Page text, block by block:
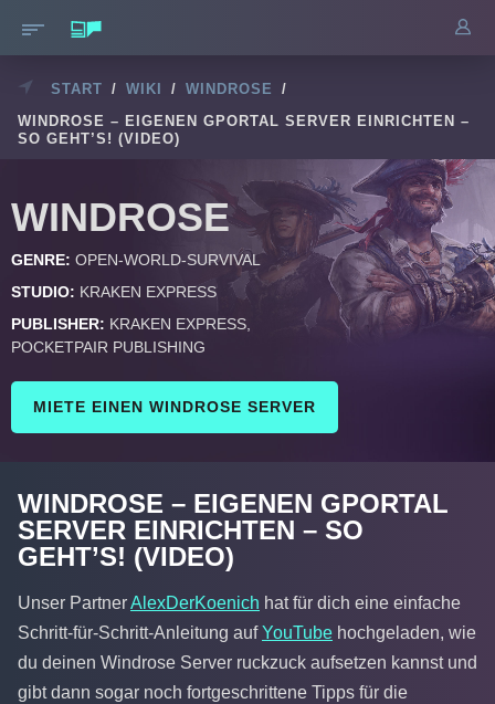
START / WIKI / WINDROSE
/
WINDROSE – EIGENEN GPORTAL SERVER EINRICHTEN –
SO GEHT’S! (VIDEO)
WINDROSE
GENRE: OPEN-WORLD-SURVIVAL
STUDIO: KRAKEN EXPRESS
PUBLISHER: KRAKEN EXPRESS,
POCKETPAIR PUBLISHING
MIETE EINEN WINDROSE SERVER
WINDROSE – EIGENEN GPORTAL
SERVER EINRICHTEN – SO
GEHT’S! (VIDEO)
Unser PartnerAlexDerKoenich hat für dich eine einfache
Schritt-für-Schritt-Anleitung aufYouTube hochgeladen, wie
du deinen Windrose Server ruckzuck aufsetzen kannst und
gibt dann sogar noch fortgeschrittene Tipps für die